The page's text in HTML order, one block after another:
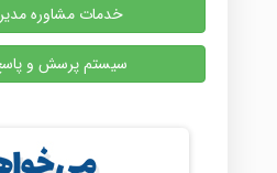
خدمات مشاوره
سیستم پرسش و